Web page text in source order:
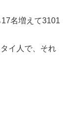
名増えて3101
イ人で、それ